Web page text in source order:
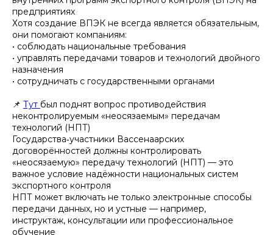
предприятиях
Хотя создание ВПЭК не всегда является обязательным,
они помогают компаниям:
• соблюдать национальные требования
• управлять передачами товаров и технологий двойного
назначения
• сотрудничать с государственными органами
📌 Тут был поднят вопрос противодействия
неконтролируемым «неосязаемым» передачам
технологий (НПТ)
Государства‑участники Вассенаарских
договорённостей должны контролировать
«неосязаемую» передачу технологий (НПТ) — это
важное условие надёжности национальных систем
экспортного контроля
НПТ может включать не только электронные способы
передачи данных, но и устные — например,
инструктаж, консультации или профессиональное
обучение